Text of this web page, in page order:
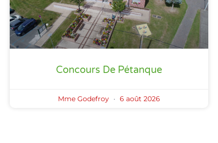
Concours De Pétanque
Mme Godefroy 6 août 2026